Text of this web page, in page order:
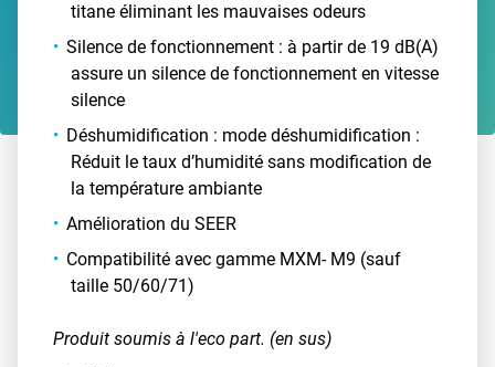
titane éliminant les mauvaises odeurs
Silence de fonctionnement : à partir de 19 dB(A)
assure un silence de fonctionnement en vitesse
silence
Déshumidification : mode déshumidification :
Réduit le taux d’humidité sans modification de
la température ambiante
Amélioration du SEER
Compatibilité avec gamme MXM- M9 (sauf
taille 50/60/71)
Produit soumis à l'eco part. (en sus)